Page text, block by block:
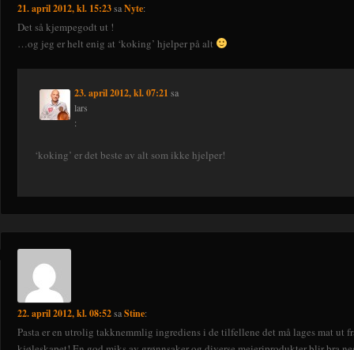
21. april 2012, kl. 15:23saNyte:
Det så kjempegodt ut !
…og jeg er helt enig at ‘koking’ hjelper på alt
23. april 2012, kl. 07:21 sa
lars
:
‘koking’ er det beste av alt som ikke hjelper!
22. april 2012, kl. 08:52saStine:
Pasta er en utrolig takknemmlig ingrediens i de tilfellene det må lages mat ut